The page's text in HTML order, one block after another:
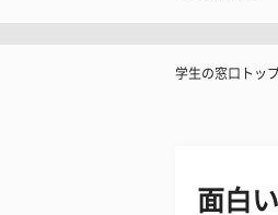
学生の窓口トッ
面白